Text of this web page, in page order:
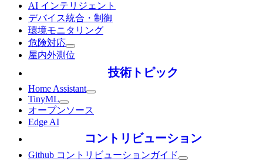
AI インテリジェント
デバイス統合・制御
環境モニタリング
危険対応
屋内外測位
技術トピック
Home Assistant
TinyML
オープンソース
Edge AI
コントリビューション
Github コントリビューションガイド